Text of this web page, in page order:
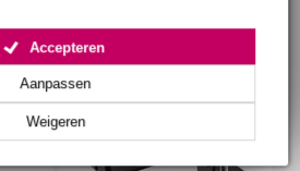
Weigeren
Aanpassen
Accepteren